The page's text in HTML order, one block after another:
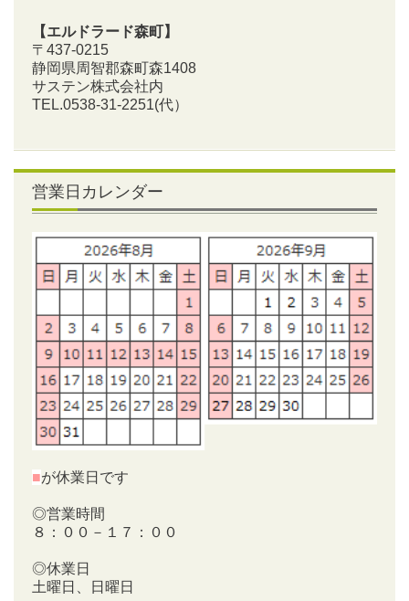
【エルドラード森町】
〒437-0215
静岡県周智郡森町森1408
サステン株式会社内
TEL.0538-31-2251(代）
営業日カレンダー
■が休業日です
◎営業時間
８：００－１７：００
◎休業日
土曜日、日曜日